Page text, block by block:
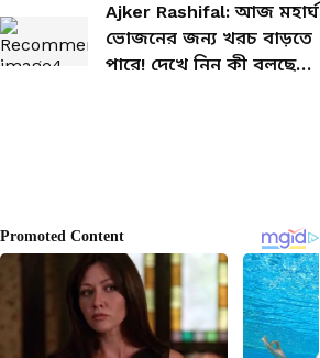
রাশিফল
Ajker Rashifal: আজ মহার্ঘ
ভোজনের জন্য খরচ বাড়তে
পারে! দেখে নিন কী বলছে